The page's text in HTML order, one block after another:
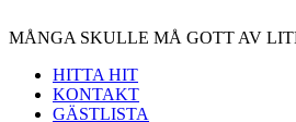
MÅNGA SKULLE MÅ GOTT AV
HITTA HIT
KONTAKT
GÄSTLISTA